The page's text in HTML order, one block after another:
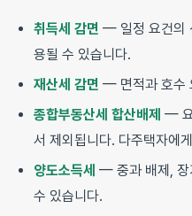
취득세 감면 — 일정 요건의
용될 수 있습니다.
재산세 감면 — 면적과 호수
종합부동산세 합산배제 — 요
서 제외됩니다. 다주택자에
양도소득세 — 중과 배제, 장
수 있습니다.